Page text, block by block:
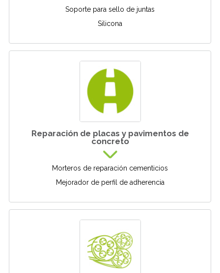
Soporte para sello de juntas
Silicona
Reparación de placas y pavimentos de
concreto
Morteros de reparación cementicios
Mejorador de perfil de adherencia